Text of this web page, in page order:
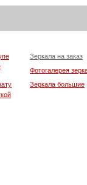
Зеркала на заказ
Фотогалерея
Зеркала большие